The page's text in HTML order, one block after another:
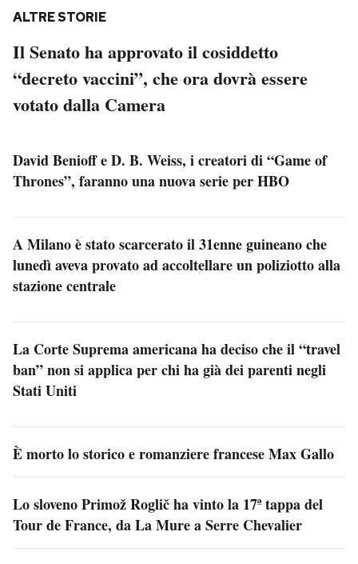
ALTRE STORIE
Il Senato ha approvato il cosiddetto
“decreto vaccini”, che ora dovrà essere
votato dalla Camera
David Benioff e D. B. Weiss, i creatori di “Game of
Thrones”, faranno una nuova serie per HBO
A Milano è stato scarcerato il 31enne guineano che
lunedì aveva provato ad accoltellare un poliziotto alla
stazione centrale
La Corte Suprema americana ha deciso che il “travel
ban” non si applica per chi ha già dei parenti negli
Stati Uniti
È morto lo storico e romanziere francese Max Gallo
Lo sloveno Primož Roglič ha vinto la 17ª tappa del
Tour de France, da La Mure a Serre Chevalier